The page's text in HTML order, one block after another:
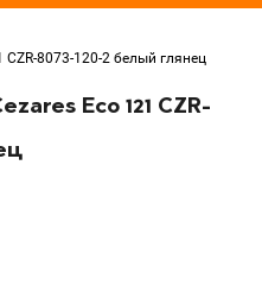
8073-120-2 белый глянец
Eco 121 CZR-